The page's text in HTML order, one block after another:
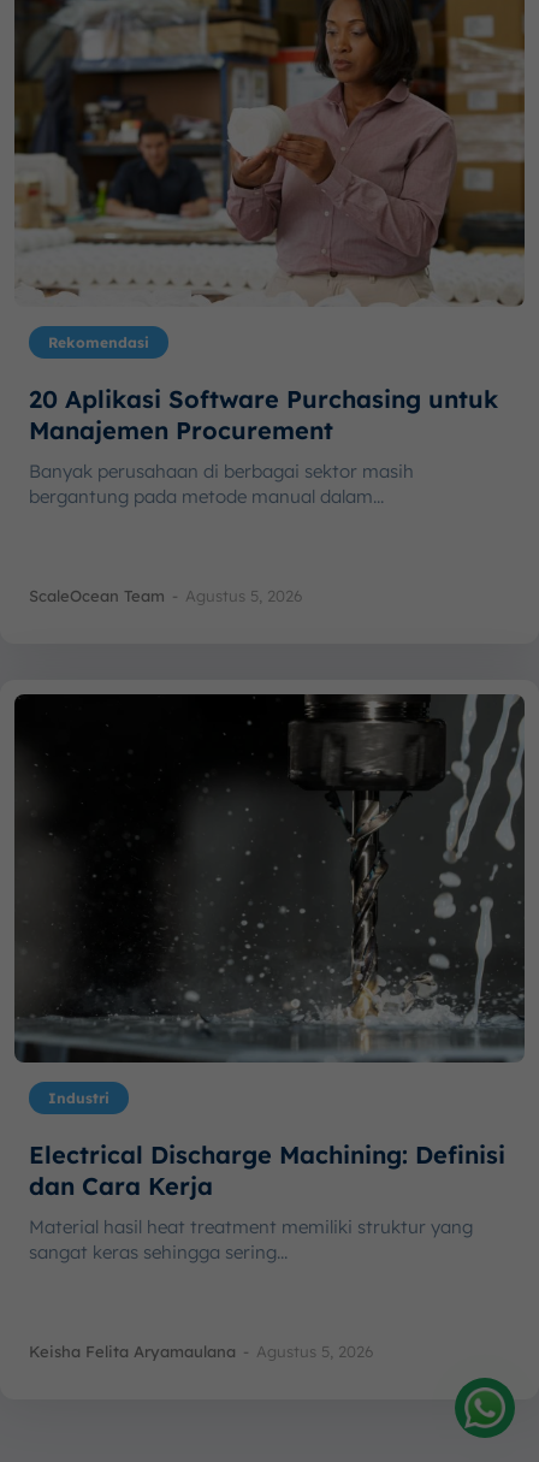
Rekomendasi
20 Aplikasi Software Purchasing untuk
Manajemen Procurement
Banyak perusahaan di berbagai sektor masih
bergantung pada metode manual dalam...
ScaleOcean Team - Agustus 5, 2026
Industri
Electrical Discharge Machining: Definisi
dan Cara Kerja
Material hasil heat treatment memiliki struktur yang
sangat keras sehingga sering...
Keisha Felita Aryamaulana - Agustus 5, 2026